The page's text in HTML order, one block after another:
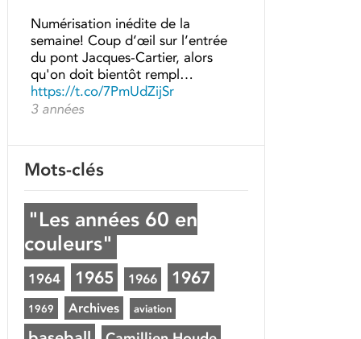
Numérisation inédite de la
semaine! Coup d’œil sur l’entrée
du pont Jacques-Cartier, alors
qu'on doit bientôt rempl…
https://t.co/7PmUdZijSr
3 années
Mots-clés
"Les années 60 en
couleurs"
1964 1965 1966 1967
1969 Archives aviation